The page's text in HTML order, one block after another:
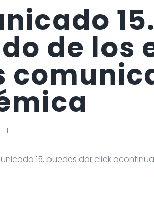
de los
1
15, puedes dar click